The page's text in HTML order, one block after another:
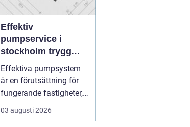
Effektiv
pumpservice i
stockholm trygg
drift utan avbrott
Effektiva pumpsystem
är en förutsättning för
fungerande fastigheter,
hållbara VA-nät och
trygg hantering av både
03 augusti 2026